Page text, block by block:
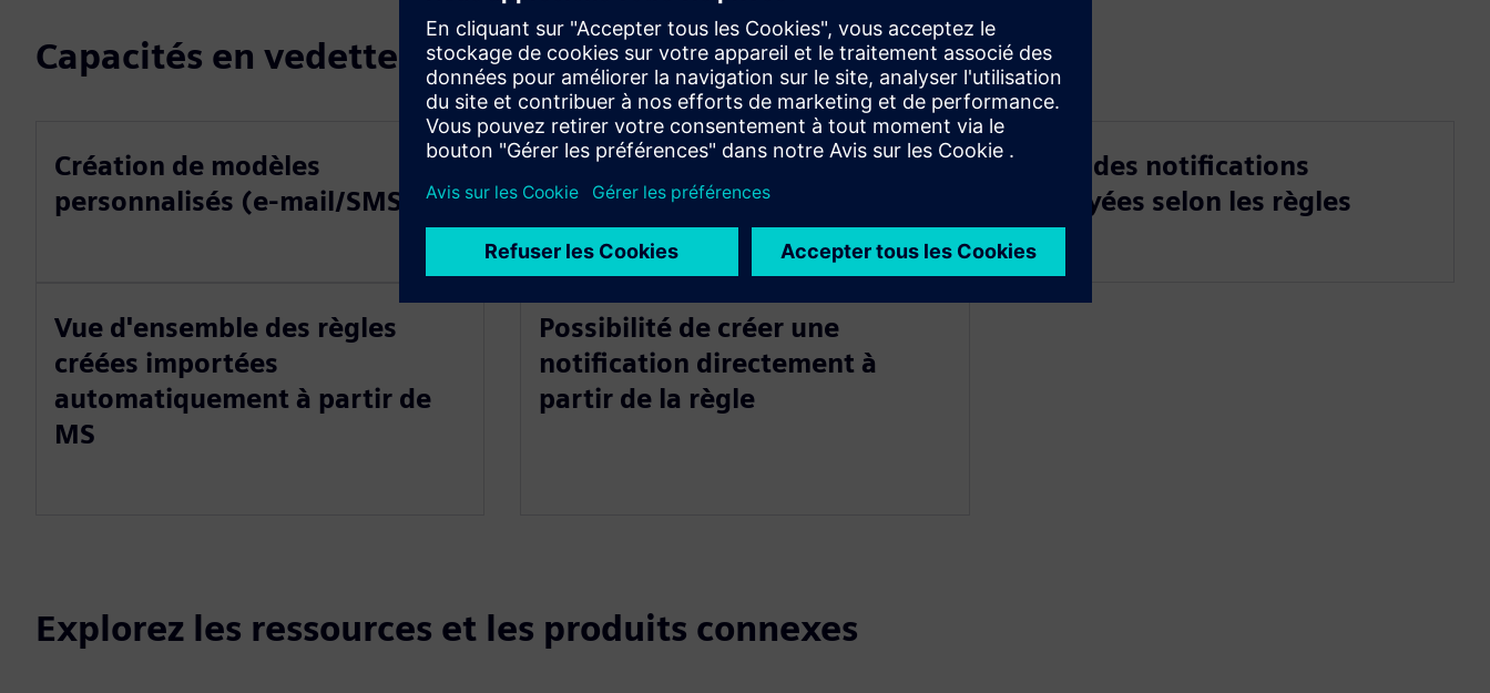
Capacités en vedette
Création de modèles
personnalisés (e-mail/SMS)
Créer vos propres notifications
Liste des notifications
envoyées selon les règles
Vue d'ensemble des règles
créées importées
automatiquement à partir de
MS
Possibilité de créer une
notification directement à
partir de la règle
Explorez les ressources et les produits connexes